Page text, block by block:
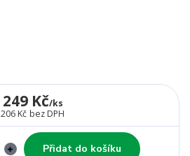
249 Kč/ks
206 Kč bez DPH
Přidat do košíku